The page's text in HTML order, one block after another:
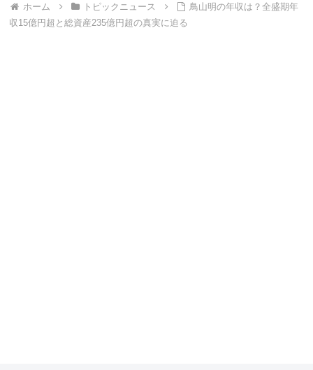
ホーム トピックニュース
鳥山明の年収は？全盛期年
収15億円超と総資産235億円超の真実に迫る